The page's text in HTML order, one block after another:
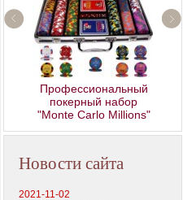
покерный набор
Carlo Millions"
«EPT
Новости сайта
2021-11-02